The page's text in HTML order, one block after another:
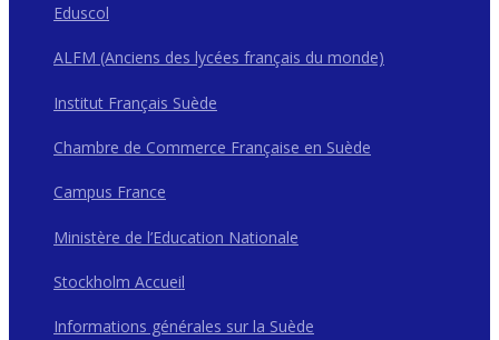
Eduscol
ALFM (Anciens des lycées français du monde)
Institut Français Suède
Chambre de Commerce Française en Suède
Campus France
Ministère de l’Education Nationale
Stockholm Accueil
Informations générales sur la Suède